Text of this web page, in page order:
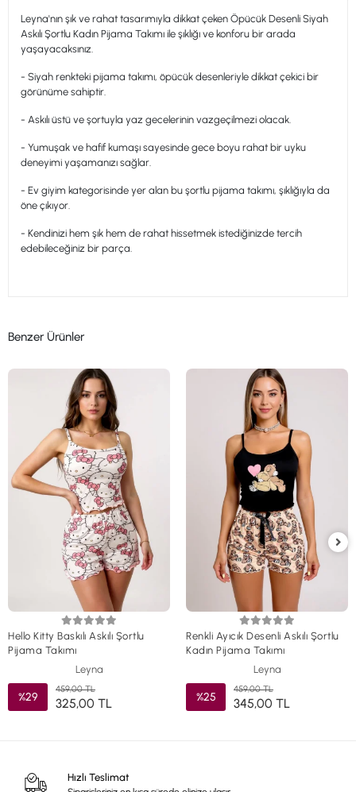
Leyna'nın şık ve rahat tasarımıyla dikkat çeken Öpücük Desenli Siyah
Askılı Şortlu Kadın Pijama Takımı ile şıklığı ve konforu bir arada
yaşayacaksınız.
- Siyah renkteki pijama takımı, öpücük desenleriyle dikkat çekici bir
görünüme sahiptir.
- Askılı üstü ve şortuyla yaz gecelerinin vazgeçilmezi olacak.
- Yumuşak ve hafif kumaşı sayesinde gece boyu rahat bir uyku
deneyimi yaşamanızı sağlar.
- Ev giyim kategorisinde yer alan bu şortlu pijama takımı, şıklığıyla da
öne çıkıyor.
- Kendinizi hem şık hem de rahat hissetmek istediğinizde tercih
edebileceğiniz bir parça.
Benzer Ürünler
Hello Kitty Baskılı Askılı Şortlu
Pijama Takımı
Leyna
%29
459,00 TL
325,00 TL
Renkli Ayıcık Desenli Askılı Şortlu
Kadın Pijama Takımı
Leyna
%25
459,00 TL
345,00 TL
Hızlı Teslimat